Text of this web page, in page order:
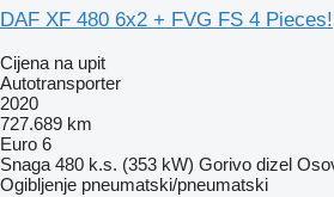
DAF XF 480 6x2 + FVG FS 4 Pieces!
Cijena na upit
Autotransporter
2020
727.689 km
Euro 6
Snaga 480 k.s. (353 kW) Gorivo dizel
Ogibljenje pneumatski/pneumatski